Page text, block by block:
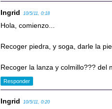
Ingrid 10/5/11, 0:18
Hola, comienzo...
Recoger piedra, y soga, darle la
Recoger la lanza y colmillo??? del
Responder
Ingrid 10/5/11, 0:20